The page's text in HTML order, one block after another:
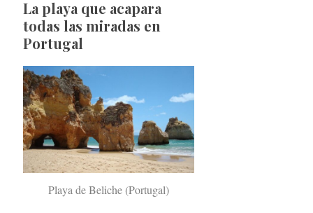
La playa que acapara
todas las miradas en
Portugal
Playa de Beliche (Portugal)